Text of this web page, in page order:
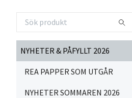
NYHETER & PÅFYLLT 2026
REA PAPPER SOM UTGÅR
NYHETER SOMMAREN 2026